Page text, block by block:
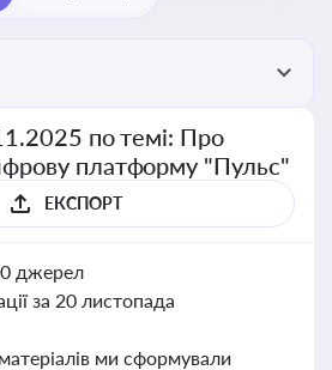
по темі: Про
платформу "Пульс"
ЕКСПОРТ
джерел
за 20 листопада
ми сформували